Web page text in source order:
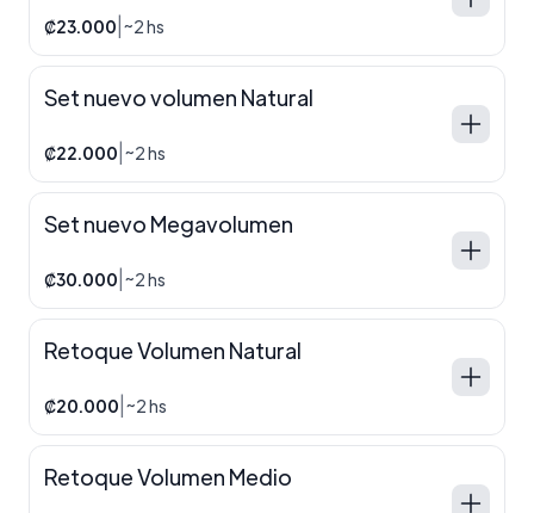
₡23.000 ~2 hs
Set nuevo volumen Natural
₡22.000 ~2 hs
Set nuevo Megavolumen
₡30.000 ~2 hs
Retoque Volumen Natural
₡20.000 ~2 hs
Retoque Volumen Medio